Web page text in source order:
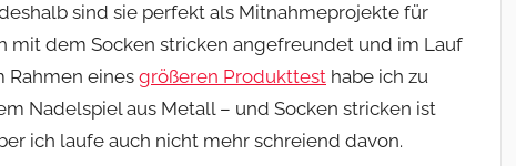
sind sie perfekt als Mitnahmeprojekte für
mit dem Socken stricken angefreundet und im Lauf
Rahmen eines größeren Produkttest habe ich zu
Nadelspiel aus Metall – und Socken stricken ist
ich laufe auch nicht mehr schreiend davon.